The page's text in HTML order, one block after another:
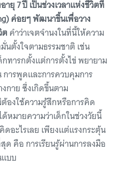
ายุ 7 ปีเป็นช่วงเวลาแห่งชีวิตที่
ค่อยๆ พัฒนาขึ้นเพื่อวาง
ต คำว่าเจตจำนงในที่นี้ให้ความ
นตั้งใจตามธรรมชาติ เช่น
ทารกตั้งแต่การตั้งไข่ พยายาม
การพูดและการควบคุมการ
กาย ซึ่งเกิดขึ้นตาม
งใช้ความรู้สึกหรือการคิด
หมายความว่าเด็กในช่วงวัยนี้
ดอะไรเลย เพียงแต่แรงกระตุ้น
คือ การเรียนรู้ผ่านการลงมือ
บบ